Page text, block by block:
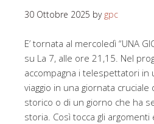
30 Ottobre 2025 by gpc
E’ tornata al mercoledì “UNA
su La 7, alle ore 21,15. Nel
accompagna i telespettatori in
viaggio in una giornata cruciale
storico o di un giorno che ha
storia. Così tocca gli argomenti